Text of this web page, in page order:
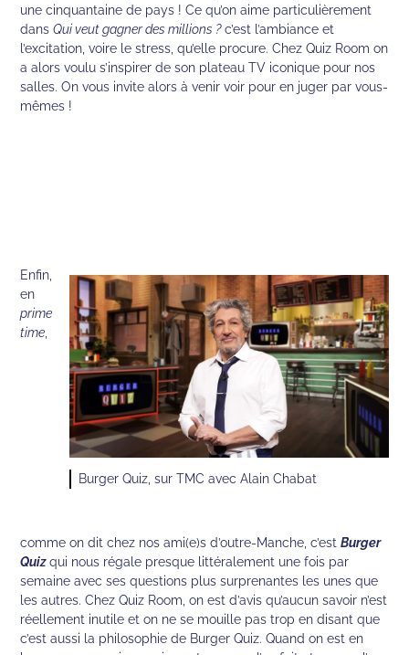
une cinquantaine de pays ! Ce qu’on aime particulièrement
dansQui veut gagner des millions ?c’est l’ambiance et
l’excitation, voire le stress, qu’elle procure. Chez Quiz Room on
a alors voulu s’inspirer de son plateau TV iconique pour nos
salles. On vous invite alors à venir voir pour en juger par vous-
mêmes !
Burger Quiz, sur TMC avec Alain Chabat
Enfin,
en
prime
time
comme on dit chez nos ami(e)s d’outre-Manche, c’estBurger
Quizqui nous régale presque littéralement une fois par
semaine avec ses questions plus surprenantes les unes que
les autres. Chez Quiz Room, on est d’avis qu’aucun savoir n’est
réellement inutile et on ne se mouille pas trop en disant que
c’est aussi la philosophie de Burger Quiz. Quand on est en